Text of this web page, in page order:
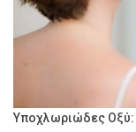
Υποχλωριώδες Οξύ: